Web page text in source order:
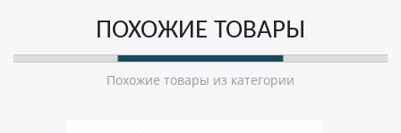
ПОХОЖИЕ ТОВАРЫ
Похожие товары из категории